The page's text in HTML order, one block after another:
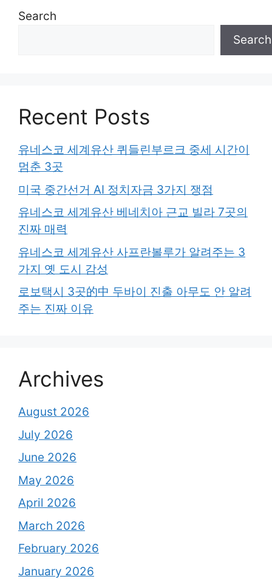
Search
Search
Recent Posts
유네스코 세계유산 퀴들린부르크 중세 시간이
멈춘 3곳
미국 중간선거 AI 정치자금 3가지 쟁점
유네스코 세계유산 베네치아 근교 빌라 7곳의
진짜 매력
유네스코 세계유산 사프란볼루가 알려주는 3
가지 옛 도시 감성
로보택시 3곳的中 두바이 진출 아무도 안 알려
주는 진짜 이유
Archives
August 2026
July 2026
June 2026
May 2026
April 2026
March 2026
February 2026
January 2026